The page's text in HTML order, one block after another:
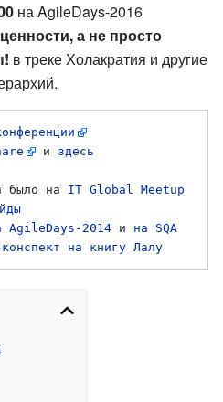
на AgileDays-2016
а не просто
в треке Холакратия и другие
и здесь
было на IT Global Meetup
AgileDays-2014 и на SQA
на книгу Лалу